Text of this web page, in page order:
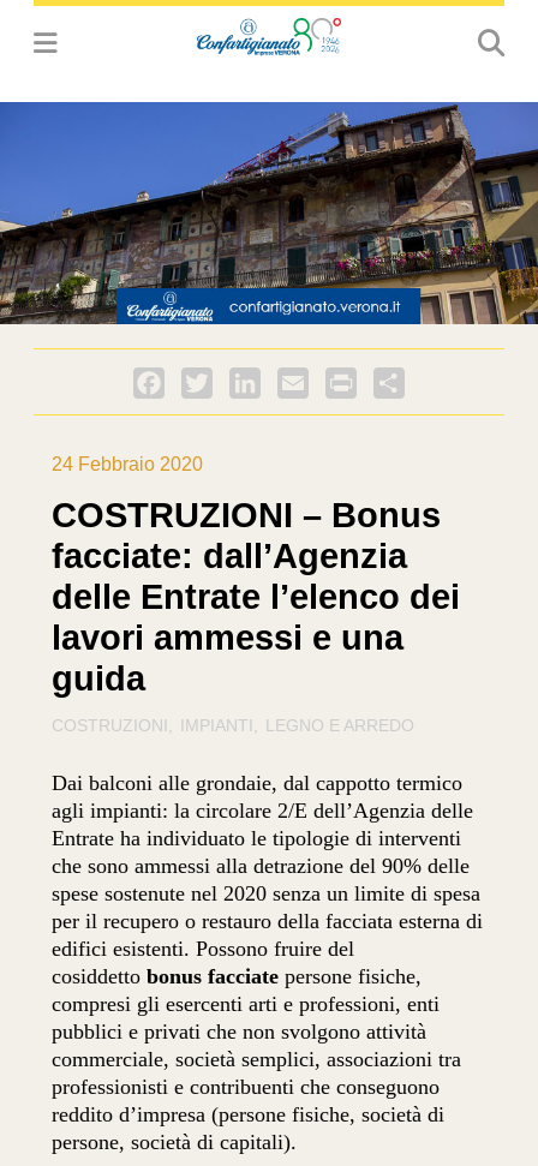
Facebook
Twitter LinkedInEmail PrintFriendly
24 Febbraio 2020
COSTRUZIONI – Bonus
facciate: dall’Agenzia
delle Entrate l’elenco dei
lavori ammessi e una
guida
COSTRUZIONI IMPIANTI LEGNO E ARREDO
Dai balconi alle grondaie, dal cappotto termico
agli impianti: la circolare 2/E dell’Agenzia delle
Entrate ha individuato le tipologie di interventi
che sono ammessi alla detrazione del 90% delle
spese sostenute nel 2020 senza un limite di spesa
per il recupero o restauro della facciata esterna di
edifici esistenti. Possono fruire del
cosiddettobonus facciate persone fisiche,
compresi gli esercenti arti e professioni, enti
pubblici e privati che non svolgono attività
commerciale, società semplici, associazioni tra
professionisti e contribuenti che conseguono
reddito d’impresa (persone fisiche, società di
persone, società di capitali).